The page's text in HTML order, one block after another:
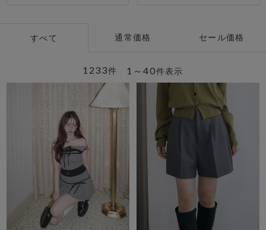
すべて 通常価格 セール価格
1～40件表示
1233件